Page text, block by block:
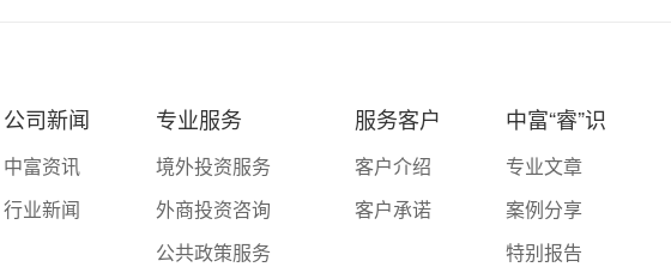
公司新闻
中富资讯
行业新闻
专业服务
境外投资服务
外商投资咨询
公共政策服务
服务客户
客户介绍
客户承诺
中富“睿”识
专业文章
案例分享
特别报告